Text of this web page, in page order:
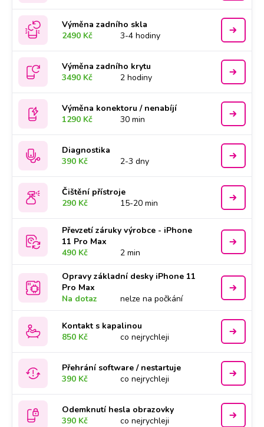
Výměna zadního skla
2490 Kč
3-4 hodiny
Výměna zadního krytu
3490 Kč
2 hodiny
Výměna konektoru / nenabíjí
1290 Kč
30 min
Diagnostika
390 Kč
2-3 dny
Čištění přístroje
290 Kč
15-20 min
Převzetí záruky výrobce - iPhone
11 Pro Max
490 Kč
2 min
Opravy základní desky iPhone 11
Pro Max
Na dotaz
nelze na počkání
Kontakt s kapalinou
850 Kč
co nejrychleji
Přehrání software / nestartuje
390 Kč
co nejrychleji
Odemknutí hesla obrazovky
390 Kč
co nejrychleji